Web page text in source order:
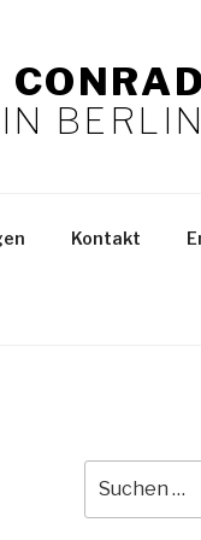
BERLIN
Kontakt
nach: